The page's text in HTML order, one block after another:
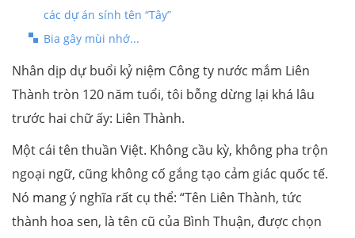
các dự án sính tên “Tây”
Bia gây mùi nhớ...
Nhân dịp dự buổi kỷ niệm Công ty nước mắm Liên
Thành tròn 120 năm tuổi, tôi bỗng dừng lại khá lâu
trước hai chữ ấy: Liên Thành.
Một cái tên thuần Việt. Không cầu kỳ, không pha trộn
ngoại ngữ, cũng không cố gắng tạo cảm giác quốc tế.
Nó mang ý nghĩa rất cụ thể: “Tên Liên Thành, tức
thành hoa sen, là tên cũ của Bình Thuận, được chọn